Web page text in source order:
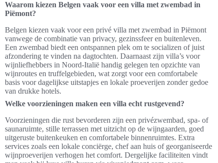
Waarom kiezen Belgen vaak voor een villa met zwembad in
Piëmont?
Belgen kiezen vaak voor een privé villa met zwembad in Piëmont
vanwege de combinatie van privacy, gezinssfeer en buitenleven.
Een zwembad biedt een ontspannen plek om te socializen of juist
afzondering te vinden na dagtochten. Daarnaast zijn villa’s voor
wijnliefhebbers in Noord-Italië handig gelegen ten opzichte van
wijnroutes en truffelgebieden, wat zorgt voor een comfortabele
basis voor dagelijkse uitstapjes en lokale proeverijen zonder gedoe
van drukke hotels.
Welke voorzieningen maken een villa echt rustgevend?
Voorzieningen die rust bevorderen zijn een privézwembad, spa- of
saunaruimte, stille terrassen met uitzicht op de wijngaarden, goed
uitgeruste buitenkeuken en comfortabele binnenruimtes. Extra
services zoals een lokale conciërge, chef aan huis of georganiseerde
wijnproeverijen verhogen het comfort. Dergelijke faciliteiten vindt